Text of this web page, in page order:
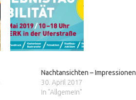
Nachtansichten – Impressionen
30. April 2017
In "Allgemein"